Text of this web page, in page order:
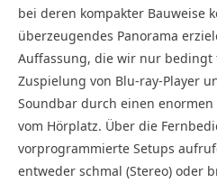
bei deren kompakter Bauweise
überzeugendes Panorama
Auffassung, die wir nur bedingt
Zuspielung von Blu-ray-Player
Soundbar durch einen
vom Hörplatz. Über die
vorprogrammierte Setups
entweder schmal (Stereo) oder